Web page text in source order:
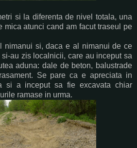
si la diferenta de nivel totala, una
mica atunci cand am facut traseul pe
nimanui si, daca e al nimanui de ce
au zis localnicii, care au inceput sa
aduna: dale de beton, balustrade
Se pare ca e apreciata in
si a inceput sa fie excavata chiar
ramase in urma.